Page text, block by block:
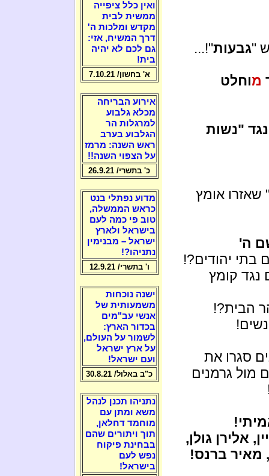
"גבעות"!...
מוחלט
"נשות
שאזרו אומץ
ה'
יהודים?!
קומץ
הבית?!
סגרו את
מול גרמנים
אלירן גולן,
מאיר ברנס!
ואין כלל ציפייה
ממשית לבית
מקדש ומלכות ה'
דרך המשיח, אזי:
גם לכם לא יהיה
בית!
א' בחשון/ 7.10.21
אירוע הבריחה
מכלא גלבוע
למרגלות הר
הגלבוע בערב
ראש השנה: מרמז
על הצפוי השנה!!
כ' בתשרי/ 26.9.21
מדוע נפתלי בנט
כראש הממשלה,
טוב פי כמה לעם
בישראל ולארץ
ישראל – מבנימין
נתניהו?!
ו' בתשרי/ 12.9.21
ישנה נוכחות
משמעותית של
אנשי עב"מים
בכדור הארץ:
לשמור על העולם,
על ארץ ישראל
ועם ישראל!
כ"ב באלול/ 30.8.21
נתניהו תכנן לנהל
משא ומתן עם
מוחמד דחלאן,
תוך ויתורים שהם
בבחינת פיקוח
נפש לעם
בישראל!